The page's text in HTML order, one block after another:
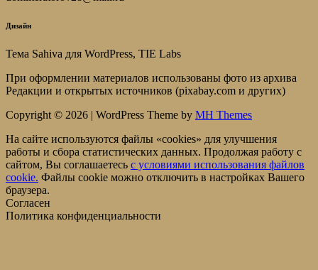
Дизайн
Тема Sahiva для WordPress, TIE Labs
При оформлении материалов использованы фото из архива
Редакции и открытых источников (pixabay.com и других)
Copyright © 2026 | WordPress Theme by MH Themes
На сайте используются файлы «cookies» для улучшения
работы и сбора статистических данных. Продолжая работу с
сайтом, Вы соглашаетесь c условиями использования файлов
cookie. Файлы cookie можно отключить в настройках Вашего
браузера.
Согласен
Политика конфиденциальности